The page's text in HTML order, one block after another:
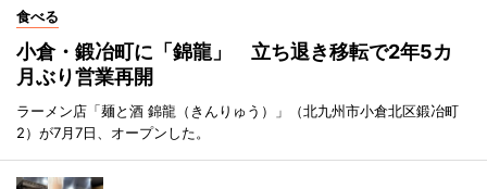
食べる
小倉・鍛冶町に「錦龍」 立ち退き移転で2年5カ
月ぶり営業再開
ラーメン店「麺と酒 錦龍（きんりゅう）」（北九州市小倉北区鍛冶町
2）が7月7日、オープンした。